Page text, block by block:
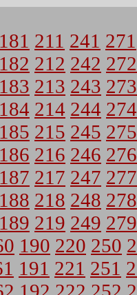
181 211 241 271
182 212 242 272
183 213 243 273
184 214 244 274
185 215 245 275
186 216 246 276
187 217 247 277
188 218 248 278
189 219 249 279
190 220 250
191 221 251